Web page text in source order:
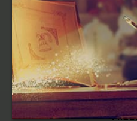
© Copyright
Stworzone z pasją przez